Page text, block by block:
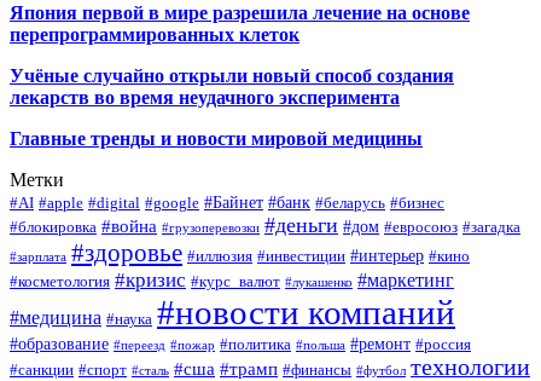
Япония первой в мире разрешила лечение на основе
перепрограммированных клеток
Учёные случайно открыли новый способ создания
лекарств во время неудачного эксперимента
Главные тренды и новости мировой медицины
Метки
#AI #apple #digital #google #Байнет #банк #беларусь #бизнес
#блокировка #война #грузоперевозки #деньги #дом #евросоюз #загадка
#зарплата #здоровье #иллюзия #инвестиции #интерьер #кино
#косметология #кризис #курс_валют #лукашенко #маркетинг
#медицина #наука #новости компаний
#образование #переезд #пожар #политика #польша #ремонт #россия
#санкции #спорт #сталь #сша #трамп #финансы #футбол технологии